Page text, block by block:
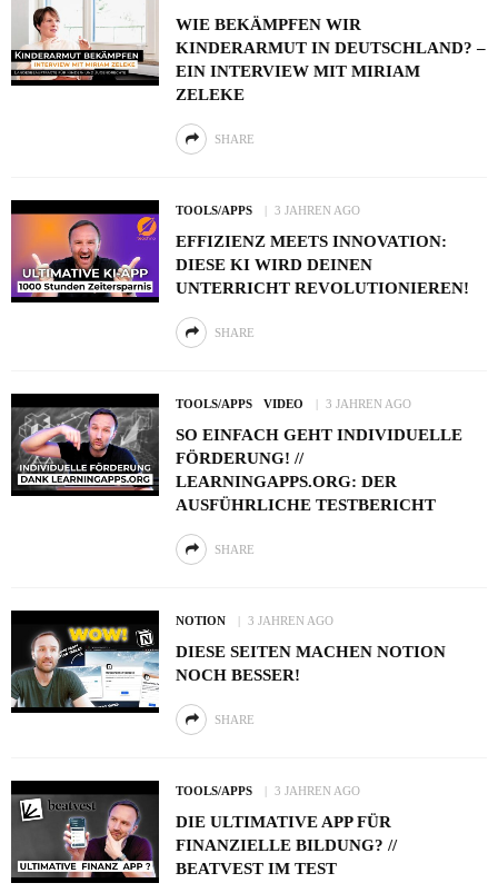
WIE BEKÄMPFEN WIR
KINDERARMUT IN DEUTSCHLAND? –
EIN INTERVIEW MIT MIRIAM
ZELEKE
SHARE
TOOLS/APPS 3 JAHREN AGO
EFFIZIENZ MEETS INNOVATION:
DIESE KI WIRD DEINEN
UNTERRICHT REVOLUTIONIEREN!
SHARE
TOOLS/APPS VIDEO 3 JAHREN AGO
SO EINFACH GEHT INDIVIDUELLE
FÖRDERUNG! //
LEARNINGAPPS.ORG: DER
AUSFÜHRLICHE TESTBERICHT
SHARE
NOTION 3 JAHREN AGO
DIESE SEITEN MACHEN NOTION
NOCH BESSER!
SHARE
TOOLS/APPS 3 JAHREN AGO
DIE ULTIMATIVE APP FÜR
FINANZIELLE BILDUNG? //
BEATVEST IM TEST